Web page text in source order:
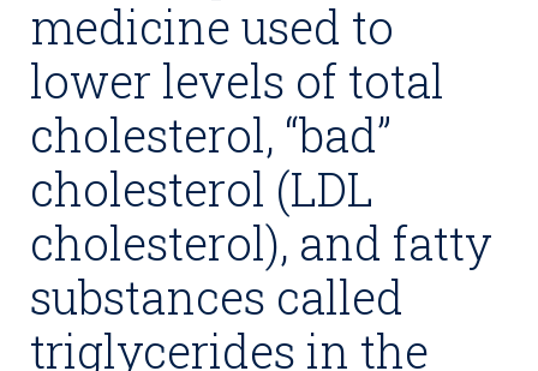
medicine used to
lower levels of total
cholesterol, “bad”
cholesterol (LDL
cholesterol), and fatty
substances called
triglycerides in the